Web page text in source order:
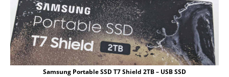
Samsung Portable SSD T7 Shield 2TB – USB SSD